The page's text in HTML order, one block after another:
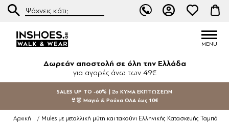
Δωρεάν αποστολή σε όλη την Ελλάδα
για αγορές άνω των 49€
SALES UP TO -60% | 2ο ΚΥΜΑ ΕΚΠΤΩΣΕΩΝ
👙👗 Μαγιό & Ρούχα ΟΛΑ έως 10€
Αρχική / Mules με μεταλλική μύτη και τακούνι Ελληνικής Κατασκευής Ταμπά